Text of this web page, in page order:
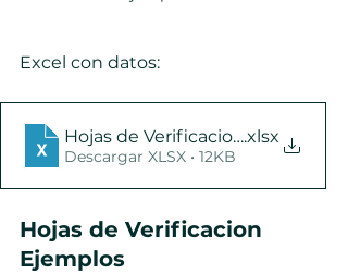
Excel con datos:
Hojas de Verificacion.xlsx
Descargar XLSX • 12KB
Hojas de Verificacion
Ejemplos